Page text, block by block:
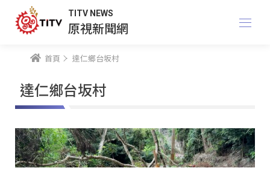
TITV NEWS
原視新聞網
首頁 達仁鄉台坂村
達仁鄉台坂村